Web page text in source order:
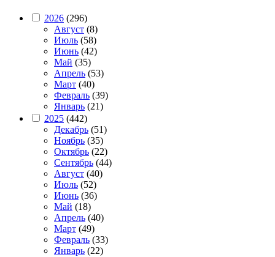
2026 (296)
Август (8)
Июль (58)
Июнь (42)
Май (35)
Апрель (53)
Март (40)
Февраль (39)
Январь (21)
2025 (442)
Декабрь (51)
Ноябрь (35)
Октябрь (22)
Сентябрь (44)
Август (40)
Июль (52)
Июнь (36)
Май (18)
Апрель (40)
Март (49)
Февраль (33)
Январь (22)